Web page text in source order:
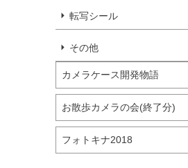
転写シール
その他
カメラケース開発物語
お散歩カメラの会(終了分)
フォトキナ2018